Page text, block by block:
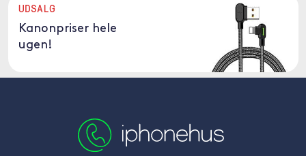
UDSALG
Kanonpriser hele
ugen!